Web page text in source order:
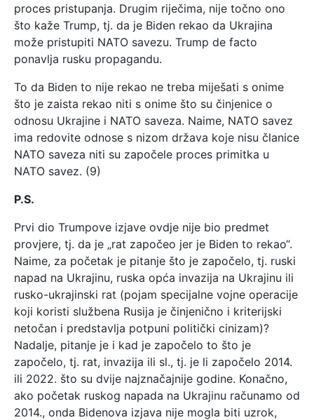
proces pristupanja. Drugim riječima, nije točno ono
što kaže Trump, tj. da je Biden rekao da Ukrajina
može pristupiti NATO savezu. Trump de facto
ponavlja rusku propagandu.
To da Biden to nije rekao ne treba miješati s onime
što je zaista rekao niti s onime što su činjenice o
odnosu Ukrajine i NATO saveza. Naime, NATO savez
ima redovite odnose s nizom država koje nisu članice
NATO saveza niti su započele proces primitka u
NATO savez. (9)
P.S.
Prvi dio Trumpove izjave ovdje nije bio predmet
provjere, tj. da je „rat započeo jer je Biden to rekao“.
Naime, za početak je pitanje što je započelo, tj. ruski
napad na Ukrajinu, ruska opća invazija na Ukrajinu ili
rusko-ukrajinski rat (pojam specijalne vojne operacije
koji koristi službena Rusija je činjenično i kriterijski
netočan i predstavlja potpuni politički cinizam)?
Nadalje, pitanje je i kad je započelo to što je
započelo, tj. rat, invazija ili sl., tj. je li započelo 2014.
ili 2022. što su dvije najznačajnije godine. Konačno,
ako početak ruskog napada na Ukrajinu računamo od
2014., onda Bidenova izjava nije mogla biti uzrok,